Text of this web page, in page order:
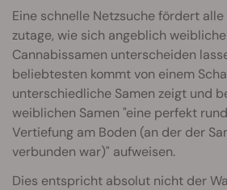
Eine schnelle Netzsuche fördert
zutage, wie sich angeblich
Cannabissamen unterscheiden
beliebtesten kommt von einem
unterschiedliche Samen zeigt und
weiblichen Samen "eine perfekt
Vertiefung am Boden (an der der
verbunden war)" aufweisen.
Dies entspricht absolut nicht der